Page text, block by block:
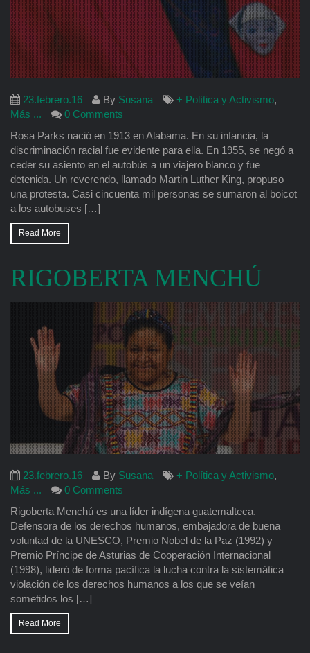
23.febrero.16 By Susana + Política y Activismo,
Más ...
0 Comments
Rosa Parks nació en 1913 en Alabama. En su infancia, la
discriminación racial fue evidente para ella. En 1955, se negó a
ceder su asiento en el autobús a un viajero blanco y fue
detenida. Un reverendo, llamado Martin Luther King, propuso
una protesta. Casi cincuenta mil personas se sumaron al boicot
a los autobuses […]
Read More
RIGOBERTA MENCHÚ
23.febrero.16 By Susana + Política y Activismo,
Más ...
0 Comments
Rigoberta Menchú es una líder indígena guatemalteca.
Defensora de los derechos humanos, embajadora de buena
voluntad de la UNESCO, Premio Nobel de la Paz (1992) y
Premio Príncipe de Asturias de Cooperación Internacional
(1998), lideró de forma pacífica la lucha contra la sistemática
violación de los derechos humanos a los que se veían
sometidos los […]
Read More